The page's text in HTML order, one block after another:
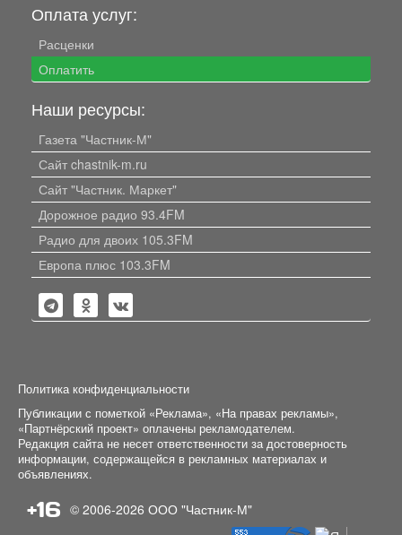
Оплата услуг:
Расценки
Оплатить
Наши ресурсы:
Газета "Частник-М"
Сайт chastnik-m.ru
Сайт "Частник. Маркет"
Дорожное радио 93.4FM
Радио для двоих 105.3FM
Европа плюс 103.3FM
Политика конфиденциальности
Публикации с пометкой «Реклама», «На правах рекламы»,
«Партнёрский проект» оплачены рекламодателем.
Редакция сайта не несет ответственности за достоверность
информации, содержащейся в рекламных материалах и
объявлениях.
+16 © 2006-2026 ООО "Частник-М"